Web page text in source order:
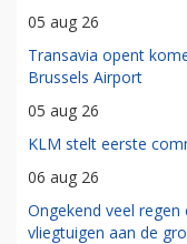
05 aug 26
Transavia opent
Brussels Airport
05 aug 26
KLM stelt eerste
06 aug 26
Ongekend veel
vliegtuigen aan de